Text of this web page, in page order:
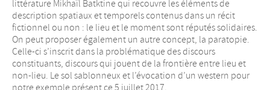
littérature Mikhaïl Batktine qui recouvre les éléments de
description spatiaux et temporels contenus dans un récit
fictionnel ou non : le lieu et le moment sont réputés solidaires.
On peut proposer également un autre concept, la paratopie.
Celle-ci s’inscrit dans la problématique des discours
constituants, discours qui jouent de la frontière entre lieu et
non-lieu. Le sol sablonneux et l’évocation d’un western pour
notre exemple présent ce 5 juillet 2017.